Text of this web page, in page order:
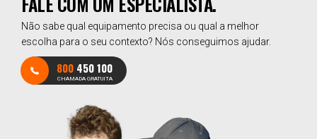
Não sabe qual equipamento precisa ou qual a melhor
escolha para o seu contexto? Nós conseguimos ajudar.
800 450 100
CHAMADA GRATUITA